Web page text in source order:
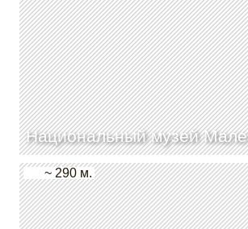
Национальный музей Мале
~ 290 м.